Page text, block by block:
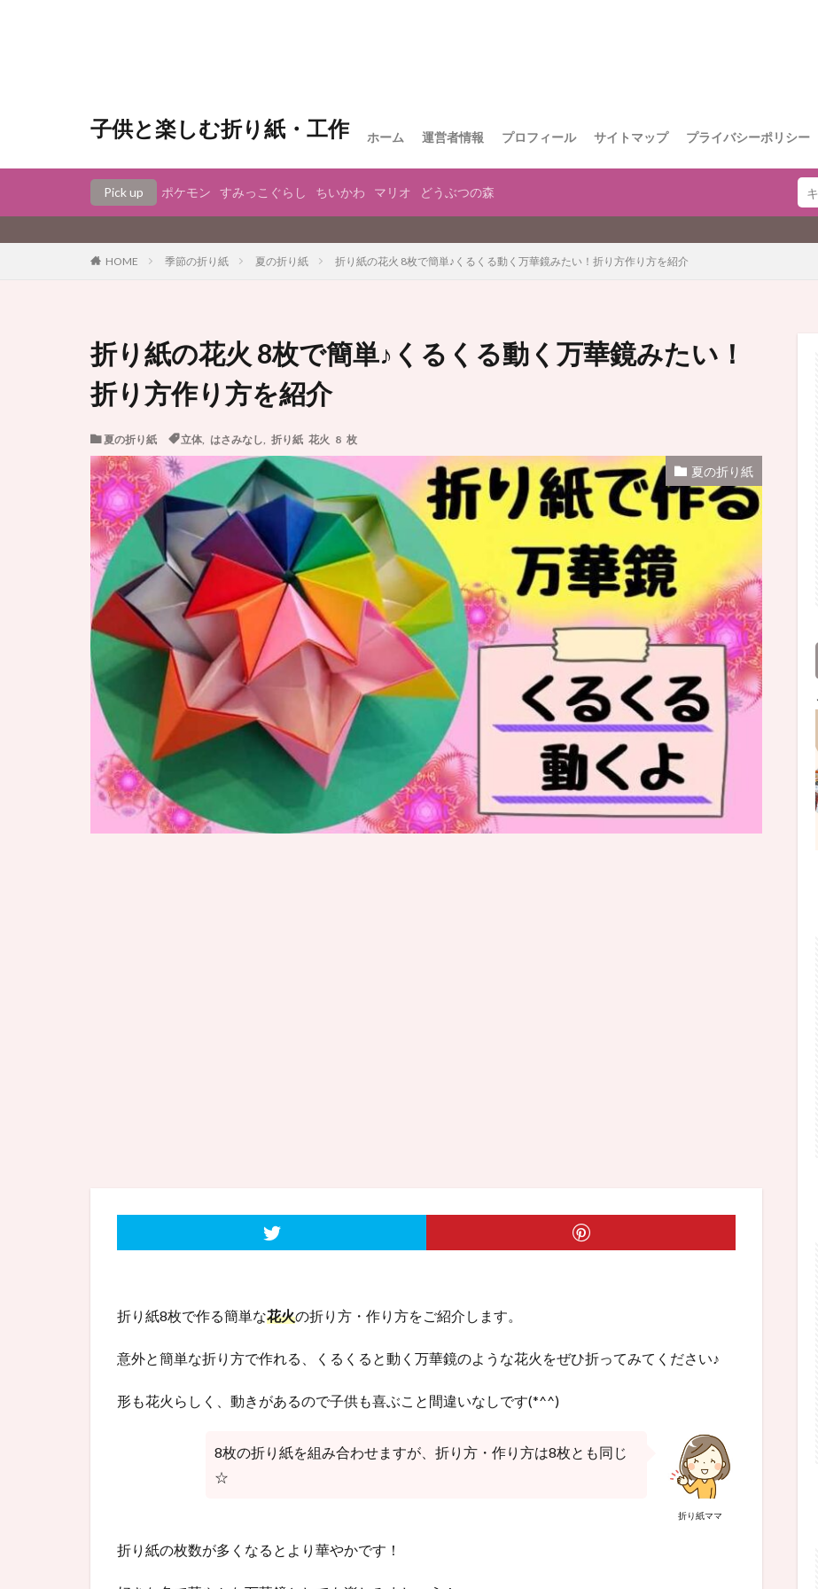
子供と楽しむ折り紙・工作 ホーム 運営者情報 プロフィール サイトマップ プライバシーポリシー
Pick up ポケモン すみっこぐらし ちいかわ マリオ どうぶつの森
当サイトは
HOME 季節の折り紙 夏の折り紙 折り紙の花火 8枚で簡単♪くるくる動く万華鏡みたい！折り方作り方を紹介
折り紙の花火 8枚で簡単♪くるくる動く万華鏡みたい！
折り方作り方を紹介
夏の折り紙 立体 はさみなし 折り紙 花火 8 枚
夏の折り紙
折り紙8枚で作る簡単な花火の折り方・作り方をご紹介します。
意外と簡単な折り方で作れる、くるくると動く万華鏡のような花火をぜひ折ってみてください♪
形も花火らしく、動きがあるので子供も喜ぶこと間違いなしです(*^^)
折り紙ママ
8枚の折り紙を組み合わせますが、折り方・作り方は8枚とも同じ
☆
折り紙の枚数が多くなるとより華やかです！